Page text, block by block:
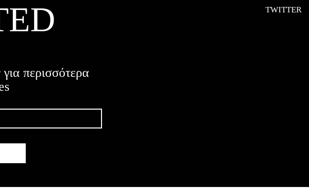
περισσότερα
TWITTER